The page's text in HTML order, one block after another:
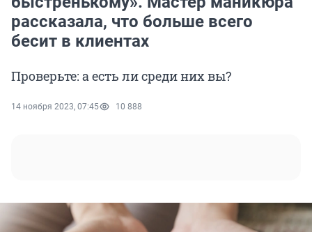
рассказала, что больше всего
бесит в клиентах
Проверьте: а есть ли среди них вы?
14 ноября 2023, 07:45 10 888